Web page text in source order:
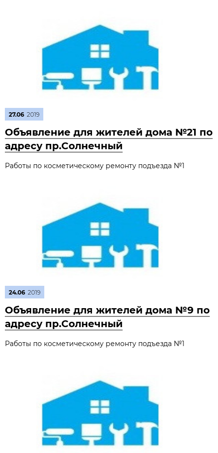
27.06 2019
Объявление для жителей дома №21 по
адресу пр.Солнечный
Работы по косметическому ремонту подъезда №1
24.06 2019
Объявление для жителей дома №9 по
адресу пр.Солнечный
Работы по косметическому ремонту подъезда №1